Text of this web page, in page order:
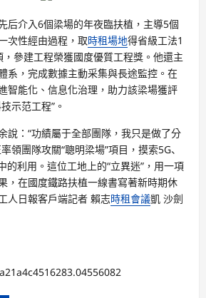
后介入6個梁場的年夜臨扶植，主導5個
次性經由過程，取時租場地得省級工法1
參建工程榮獲國度優質工程獎。他還主
系，完成數據主動采集與長途監控。在
智能化、信息化治理，助力該梁場獲評
示范工程”。
說：“功績屬于全部團隊，我只是做了分
領團隊攻關“聰明梁場”項目，摸索5G、
的利用。這位工地上的“立異迷”，用一項
，在國度鐵路扶植一線書寫著新時期休
人日報客戶端記者 賴志時租會議凱 沙劍